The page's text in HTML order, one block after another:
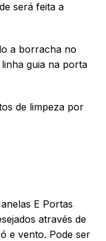
será feita a
a borracha no
guia na porta
de limpeza por
E Portas
através de
e vento. Pode ser